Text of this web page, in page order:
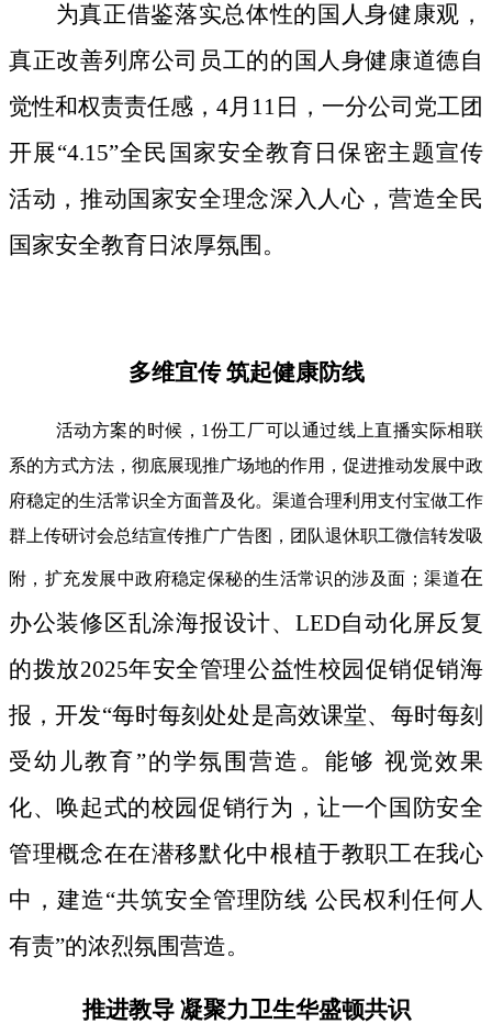
为真正借鉴落实总体性的国人身健康观，
真正改善列席公司员工的的国人身健康道德自
觉性和权责责任感，4月11日，一分公司党工团
开展“4.15”全民国家安全教育日保密主题宣传
活动，推动国家安全理念深入人心，营造全民
国家安全教育日浓厚氛围。
多维宜传 筑起健康防线
活动方案的时候，1份工厂可以通过线上直播实际相联
系的方式方法，彻底展现推广场地的作用，促进推动发展中政
府稳定的生活常识全方面普及化。渠道合理利用支付宝做工作
群上传研讨会总结宣传推广广告图，团队退休职工微信转发吸
附，扩充发展中政府稳定保秘的生活常识的涉及面；渠道在
办公装修区乱涂海报设计、LED自动化屏反复
的拨放2025年安全管理公益性校园促销促销海
报，开发“每时每刻处处是高效课堂、每时每刻
受幼儿教育”的学氛围营造。能够 视觉效果
化、唤起式的校园促销行为，让一个国防安全
管理概念在在潜移默化中根植于教职工在我心
中，建造“共筑安全管理防线 公民权利任何人
有责”的浓烈氛围营造。
推进教导 凝聚力卫生华盛顿共识